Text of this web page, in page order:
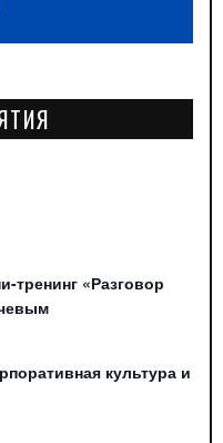
тренинг «Разговор
культура и